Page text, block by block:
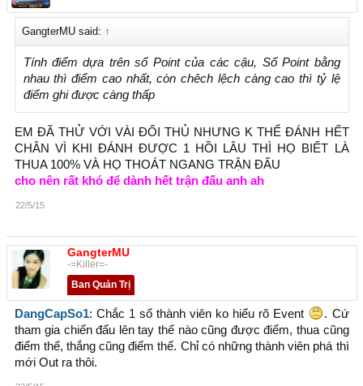
GangterMU said: ↑
Tính điểm dựa trên số Point của các cậu, Số Point bằng
nhau thì điểm cao nhất, còn chêch lệch càng cao thì tỷ lệ
điểm ghi được càng thấp
EM ĐÃ THỬ VỚI VÀI ĐỐI THỦ NHƯNG K THỂ ĐÁNH HẾT
CHÂN VÌ KHI ĐÁNH ĐƯỢC 1 HỒI LÂU THÌ HỌ BIẾT LÀ
THUA 100% VÀ HỌ THOÁT NGANG TRẬN ĐẤU
cho nên rất khó để dành hết trận đấu anh ah
22/5/15
GangterMU
-=Killer=-
Ban Quản Trị
DangCapSo1: Chắc 1 số thành viên ko hiểu rõ Event
. Cứ
tham gia chiến đấu lên tay thế nào cũng được điểm, thua cũng
điểm thế, thắng cũng điểm thế. Chỉ có những thành viên phá thì
mới Out ra thôi.